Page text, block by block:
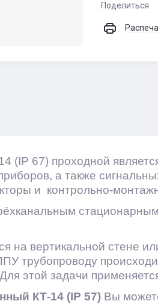
Поделиться
(IP 67) проходной
а также
и контрольно-
на вертикальной стене
трубопроводу
этой задачи
КТ-14 (IP 57) Вы